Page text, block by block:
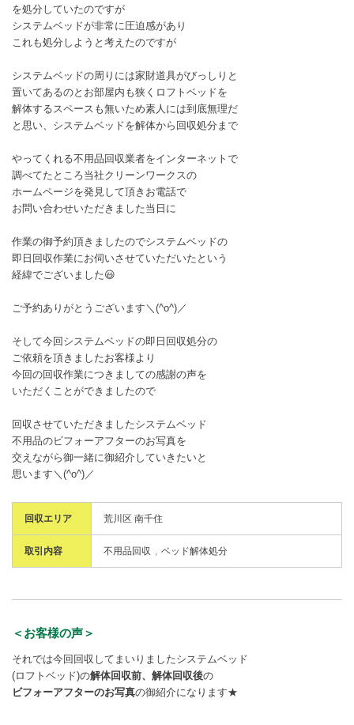
を処分していたのですが
システムベッドが非常に圧迫感があり
これも処分しようと考えたのですが
システムベッドの周りには家財道具がびっしりと
置いてあるのとお部屋内も狭くロフトベッドを
解体するスペースも無いため素人には到底無理だ
と思い、システムベッドを解体から回収処分まで
やってくれる不用品回収業者をインターネットで
調べてたところ当社クリーンワークスの
ホームページを発見して頂きお電話で
お問い合わせいただきました当日に
作業の御予約頂きましたのでシステムベッドの
即日回収作業にお伺いさせていただいたという
経緯でございました😃
ご予約ありがとうございます＼(^o^)／
そして今回システムベッドの即日回収処分の
ご依頼を頂きましたお客様より
今回の回収作業につきましての感謝の声を
いただくことができましたので
回収させていただきましたシステムベッド
不用品のビフォーアフターのお写真を
交えながら御一緒に御紹介していきたいと
思います＼(^o^)／
回収エリア 荒川区 南千住
取引内容 不用品回収 ベッド解体処分
＜お客様の声＞
それでは今回回収してまいりましたシステムベッド
(ロフトベッド)の解体回収前、解体回収後の
ビフォーアフターのお写真の御紹介になります★